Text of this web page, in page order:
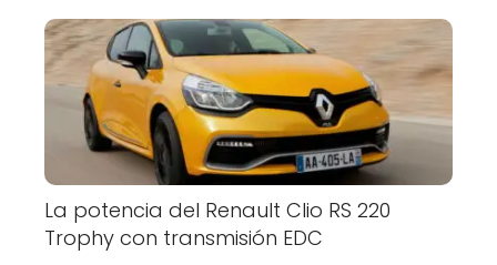
La potencia del Renault Clio RS 220
Trophy con transmisión EDC